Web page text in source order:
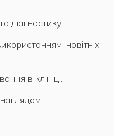
та діагностику.
новітніх
в клініці.